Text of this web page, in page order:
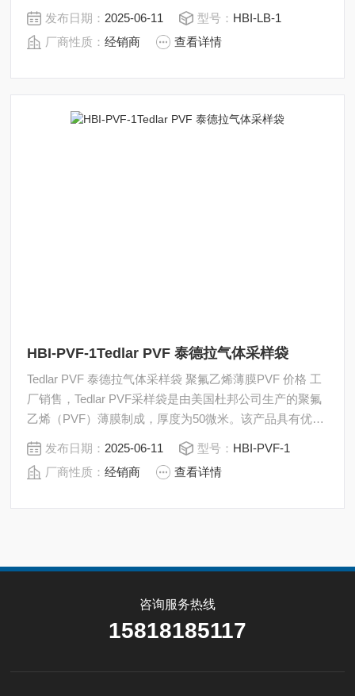
（H2），氧（O2），氮（N2），甲烷（CH4），一氧化
碳（CO），二氧化碳（CO2），工业气体，石油化工气
体，环境气体，温室气体。
发布日期： 2025-06-11 型号： HBI-LB-1
厂商性质：经销商 查看详情
HBI-PVF-1Tedlar PVF 泰德拉气体采样袋
Tedlar PVF 泰德拉气体采样袋 聚氟乙烯薄膜PVF 价格 工
厂销售，Tedlar PVF采样袋是由美国杜邦公司生产的聚氟
乙烯（PVF）薄膜制成，厚度为50微米。该产品具有优良
的抗化学性，抗溶解性和抗污染性，耐强酸强碱。常温
下，不受常规溶剂的影响。Tedlar（泰德拉）的水蒸气渗
透量13g/m2.24h.0.1MPa;氧气渗透量
发布日期： 2025-06-11 型号： HBI-PVF-1
厂商性质：经销商 查看详情
咨询服务热线
15818185117